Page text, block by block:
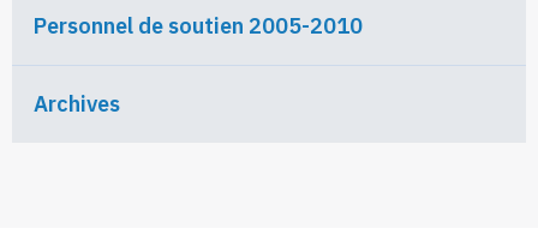
Personnel de soutien 2005-2010
Archives